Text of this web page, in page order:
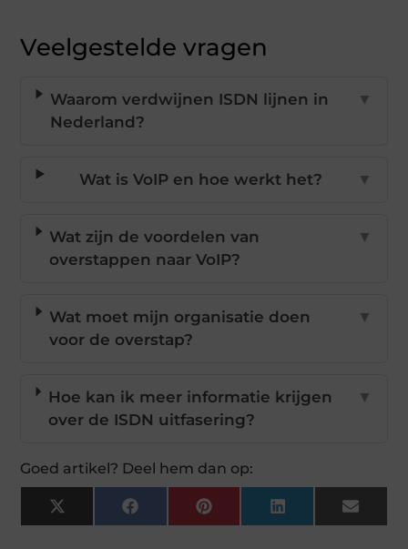
Veelgestelde vragen
Waarom verdwijnen ISDN lijnen in
Nederland?
▼
Wat is VoIP en hoe werkt het? ▼
Wat zijn de voordelen van
overstappen naar VoIP?
▼
Wat moet mijn organisatie doen
voor de overstap?
▼
Hoe kan ik meer informatie krijgen
over de ISDN uitfasering?
▼
Goed artikel? Deel hem dan op:
X
(Twitter)
FacebookPinterestLinkedInEmail